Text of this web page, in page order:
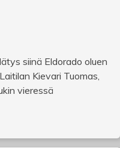
siinä Eldorado oluen
Kievari Tuomas,
vieressä